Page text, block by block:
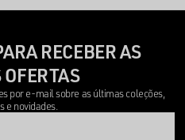
RECEBER AS
OFERTAS
por e-mail sobre as últimas coleções,
e novidades.